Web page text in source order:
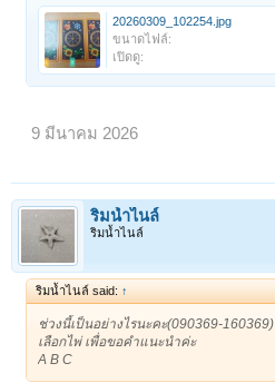
20260309_102254.jpg
ขนาดไฟล์:
เปิดดู:
9 มีนาคม 2026
ริมน้ำไนล์
ริมน้ำไนล์
ริมน้ำไนล์ said: ↑
ช่วงนี้เป็นอย่างไรนะคะ(090369-160369)
เลือกไพ่ เพื่อขอคำแนะนำค่ะ
A B C